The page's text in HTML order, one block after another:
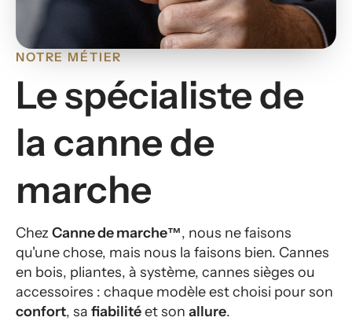
NOTRE MÉTIER
Le spécialiste de
la canne de
marche
Chez Canne de marche™, nous ne faisons
qu'une chose, mais nous la faisons bien. Cannes
en bois, pliantes, à système, cannes sièges ou
accessoires : chaque modèle est choisi pour son
confort, sa fiabilitéet son allure.